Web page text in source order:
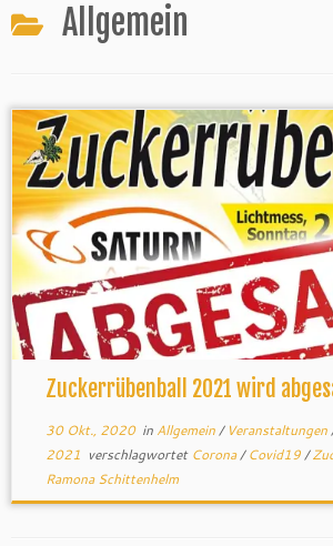
Allgemein
Zuckerrübenball 2021 wird
30 Okt., 2020in Allgemein/ Veranstaltungen
2021 verschlagwortet Corona/Covid19/
Ramona Schittenhelm